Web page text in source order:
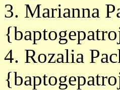
3. Marianna
4. Rozalia